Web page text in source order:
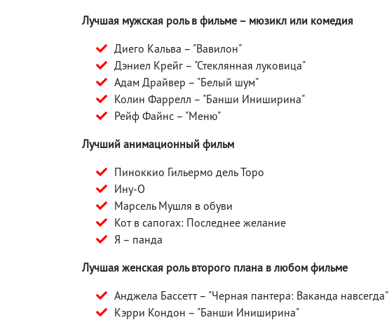
Лучшая мужская роль в фильме – мюзикл или комедия
Диего Кальва – "Вавилон"
Дэниел Крейг – "Стеклянная луковица"
Адам Драйвер – "Белый шум"
Колин Фаррелл – "Банши Иниширина"
Рейф Файнс – "Меню"
Лучший анимационный фильм
Пиноккио Гильермо дель Торо
Ину-О
Марсель Мушля в обуви
Кот в сапогах: Последнее желание
Я – панда
Лучшая женская роль второго плана в любом фильме
Анджела Бассетт – "Черная пантера: Ваканда навсегда"
Кэрри Кондон – "Банши Иниширина"